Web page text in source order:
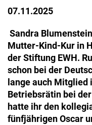
07.11.2025
Sandra
Mutter-Kind-Kur in
der Stiftung EWH.
schon bei der
lange auch
Betriebsrätin bei
hatte ihr den
fünfjährigen Oscar